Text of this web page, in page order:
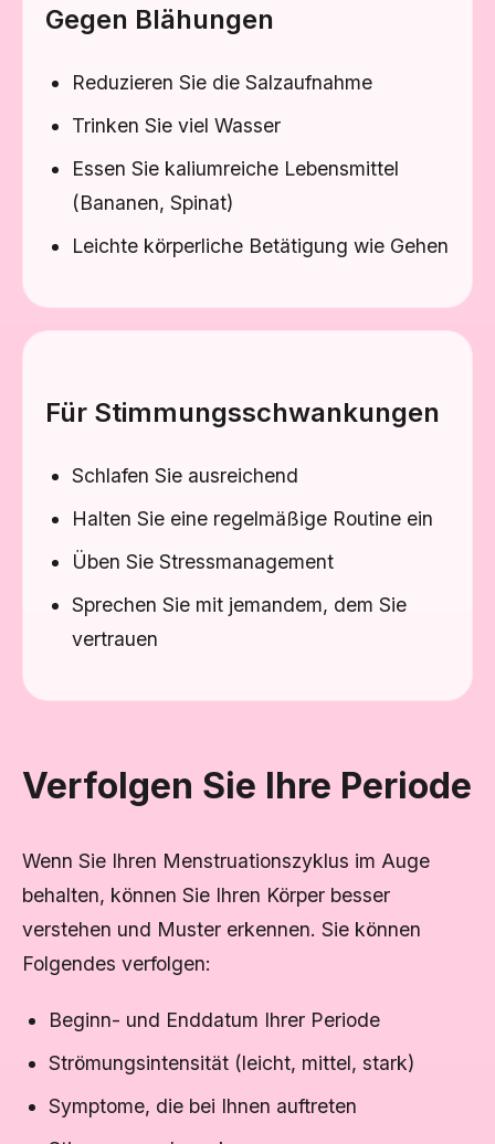
Gegen Blähungen
Reduzieren Sie die Salzaufnahme
Trinken Sie viel Wasser
Essen Sie kaliumreiche Lebensmittel
(Bananen, Spinat)
Leichte körperliche Betätigung wie Gehen
Für Stimmungsschwankungen
Schlafen Sie ausreichend
Halten Sie eine regelmäßige Routine ein
Üben Sie Stressmanagement
Sprechen Sie mit jemandem, dem Sie
vertrauen
Verfolgen Sie Ihre Periode
Wenn Sie Ihren Menstruationszyklus im Auge
behalten, können Sie Ihren Körper besser
verstehen und Muster erkennen. Sie können
Folgendes verfolgen:
Beginn- und Enddatum Ihrer Periode
Strömungsintensität (leicht, mittel, stark)
Symptome, die bei Ihnen auftreten